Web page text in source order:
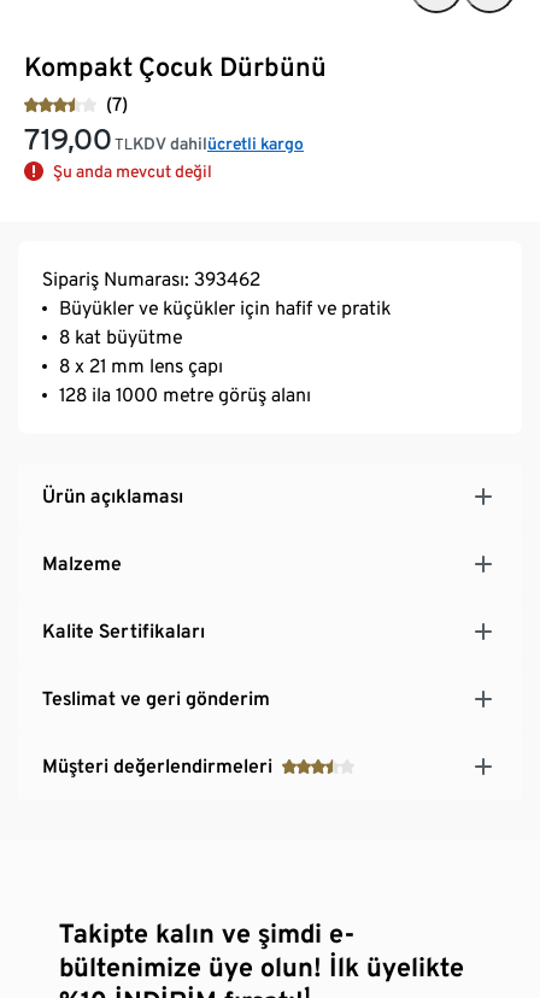
Kompakt Çocuk Dürbünü
(7)
719,00 TL KDV dahilücretli kargo
Şu anda mevcut değil
Sipariş Numarası: 393462
Büyükler ve küçükler için hafif ve pratik
8 kat büyütme
8 x 21 mm lens çapı
128 ila 1000 metre görüş alanı
Ürün açıklaması
Malzeme
Kalite Sertifikaları
Teslimat ve geri gönderim
Müşteri değerlendirmeleri
Takipte kalın ve şimdi e-
bültenimize üye olun! İlk üyelikte